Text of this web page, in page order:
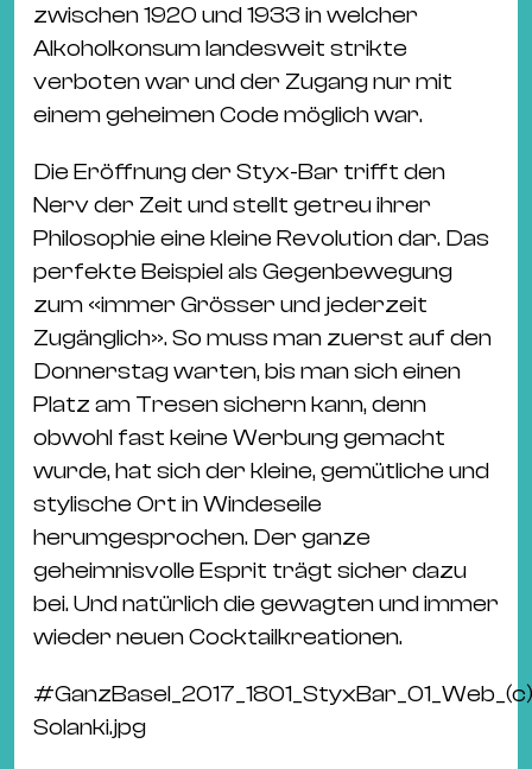
zwischen 1920 und 1933 in welcher
Alkoholkonsum landesweit strikte
verboten war und der Zugang nur mit
einem geheimen Code möglich war.
Die Eröffnung der Styx-Bar trifft den
Nerv der Zeit und stellt getreu ihrer
Philosophie eine kleine Revolution dar. Das
perfekte Beispiel als Gegenbewegung
zum «immer Grösser und jederzeit
Zugänglich». So muss man zuerst auf den
Donnerstag warten, bis man sich einen
Platz am Tresen sichern kann, denn
obwohl fast keine Werbung gemacht
wurde, hat sich der kleine, gemütliche und
stylische Ort in Windeseile
herumgesprochen. Der ganze
geheimnisvolle Esprit trägt sicher dazu
bei. Und natürlich die gewagten und immer
wieder neuen Cocktailkreationen.
#
Solanki.jpg